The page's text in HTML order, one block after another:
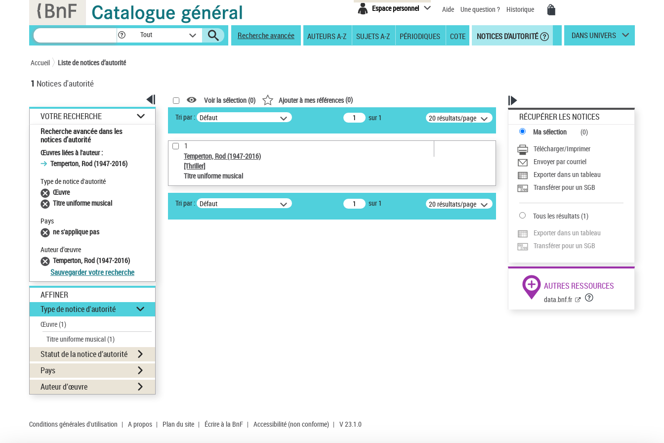
Espace personnel Aide Une question ? Historique
Tout Recherche avancée AUTEURS A-Z SUJETS A-Z PÉRIODIQUES COTE NOTICES D'AUTORITÉ DANS UNIVERS
Accueil Liste de notices d’autorité
1 Notices d'autorité
VOTRE RECHERCHE
Recherche avancée dans les
notices d’autorité
Œuvres liées à l'auteur :
Temperton, Rod (1947-2016)
Type de notice d'autorité
Œuvre
Titre uniforme musical
Pays
ne s'applique pas
Auteur d’œuvre
Temperton, Rod (1947-2016)
Sauvegarder votre recherche
AFFINER
Type de notice d'autorité
Œuvre(1)
Titre uniforme musical(1)
Statut de la notice d’autorité
Pays
Auteur d’œuvre
Voir la sélection (0) Ajouter à mes références(0)
Tri par : Défaut sur 1 20 résultats/page
1
Temperton, Rod (1947-2016)
[Thriller]
Titre uniforme musical
Tri par : Défaut sur 1 20 résultats/page
RÉCUPÉRER LES NOTICES
Ma sélection (0)
Télécharger/Imprimer
Envoyer par courriel
Exporter dans un tableau
Transférer pour un SGB
Tous les résultats(1)
Exporter dans un tableau
Transférer pour un SGB
AUTRES RESSOURCES
data.bnf.fr
Conditions générales d'utilisation | A propos | Plan du site | Écrire à la BnF | Accessibilité (non conforme) | V 23.1.0
Panneau de gestion des cookies